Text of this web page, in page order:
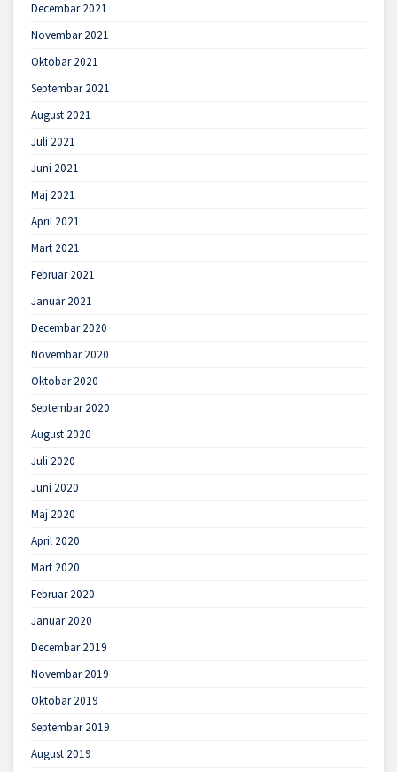
Decembar 2021
Novembar 2021
Oktobar 2021
Septembar 2021
August 2021
Juli 2021
Juni 2021
Maj 2021
April 2021
Mart 2021
Februar 2021
Januar 2021
Decembar 2020
Novembar 2020
Oktobar 2020
Septembar 2020
August 2020
Juli 2020
Juni 2020
Maj 2020
April 2020
Mart 2020
Februar 2020
Januar 2020
Decembar 2019
Novembar 2019
Oktobar 2019
Septembar 2019
August 2019